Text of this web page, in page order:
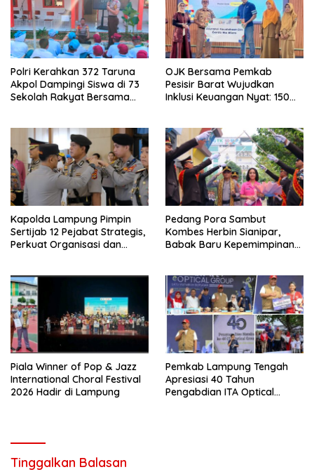
Polri Kerahkan 372 Taruna
Akpol Dampingi Siswa di 73
Sekolah Rakyat Bersama
OJK Bersama Pemkab
Pesisir Barat Wujudkan
Inklusi Keuangan Nyat: 150
Kapolda Lampung Pimpin
Sertijab 12 Pejabat Strategis,
Perkuat Organisasi dan
Pedang Pora Sambut
Kombes Herbin Sianipar,
Babak Baru Kepemimpinan
Piala Winner of Pop & Jazz
International Choral Festival
2026 Hadir di Lampung
Pemkab Lampung Tengah
Apresiasi 40 Tahun
Pengabdian ITA Optical
Tinggalkan Balasan